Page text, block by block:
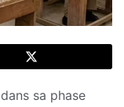
sa phase